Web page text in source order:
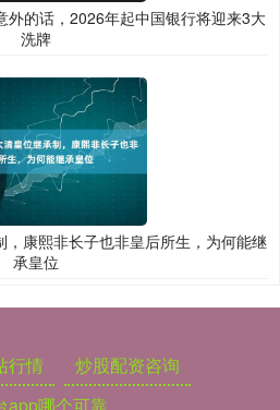
外的话，2026年起中国银行将迎来3大
洗牌
康熙非长子也非皇后所生，为何能继
承皇位
行情
炒股配资咨询
app哪个可靠